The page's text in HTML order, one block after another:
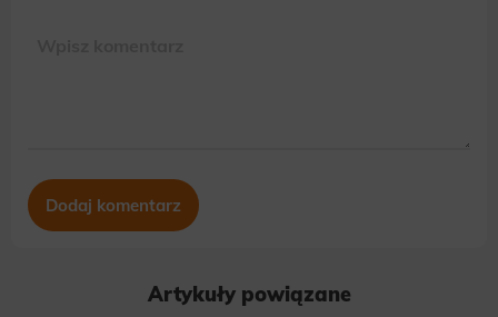
Artykuły powiązane